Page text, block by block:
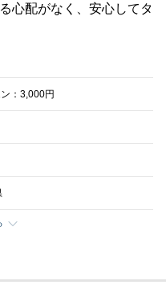
心配がなく、安心してタ
：3,000円